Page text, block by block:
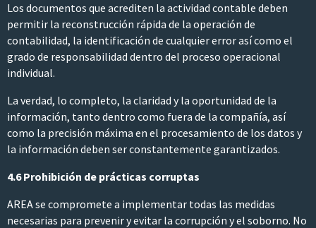
Los documentos que acrediten la actividad contable deben
permitir la reconstrucción rápida de la operación de
contabilidad, la identificación de cualquier error así como el
grado de responsabilidad dentro del proceso operacional
individual.
La verdad, lo completo, la claridad y la oportunidad de la
información, tanto dentro como fuera de la compañía, así
como la precisión máxima en el procesamiento de los datos y
la información deben ser constantemente garantizados.
4.6 Prohibición de prácticas corruptas
AREA se compromete a implementar todas las medidas
necesarias para prevenir y evitar la corrupción y el soborno. No